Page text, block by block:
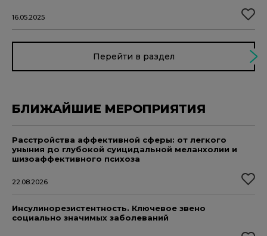
16.05.2025
Перейти в раздел
БЛИЖАЙШИЕ МЕРОПРИЯТИЯ
Расстройства аффективной сферы: от легкого
уныния до глубокой суицидальной меланхолии и
шизоаффективного психоза
22.08.2026
Инсулинорезистентность. Ключевое звено
социально значимых заболеваний